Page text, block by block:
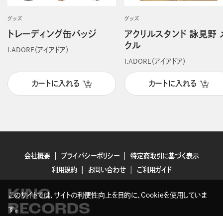
グッズ
トレーディング缶バッジ
I.ADORE（アイアドア）
カートに入れる
グッズ
アクリルスタンド 詠見野
クル
I.ADORE（アイアドア）
カートに入れる
会社概要 プライバシーポリシー
特定商取引に基づく表示
利用規約
お問い合わせ ご利用ガイド
KING
RECORDS
このサイトでは、サイトの利便性向上を目的に、Cookieを使用していま
す。